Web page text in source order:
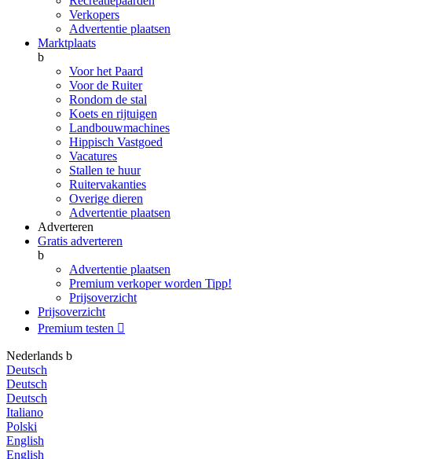
Verkopers
Advertentie plaatsen
Marktplaats
b
Voor het Paard
Voor de Ruiter
Rondom de stal
Koets en rijtuigen
Landbouwmachines
Hippisch Vastgoed
Vacatures
Stallen te huur
Ruitervakanties
Overige dieren
Advertentie plaatsen
Adverteren
Gratis adverteren
b
Advertentie plaatsen
Premium verkoper worden Tipp!
Prijsoverzicht
Prijsoverzicht
Premium testen 
Nederlands b
Deutsch
Deutsch
Deutsch
Italiano
Polski
English
English